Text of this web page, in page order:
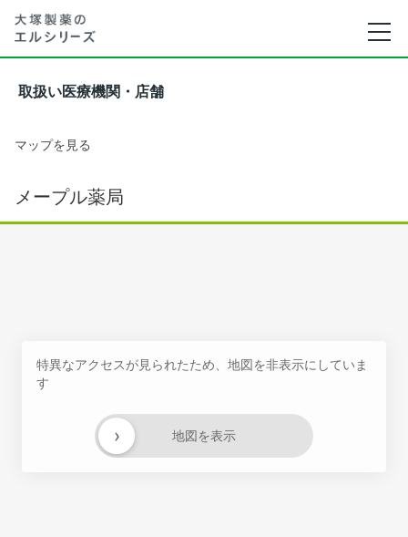
取扱い医療機関・店舗
マップを見る
メープル薬局
特異なアクセスが見られたため、地図を非表示にしていま
す
地図を表示
›